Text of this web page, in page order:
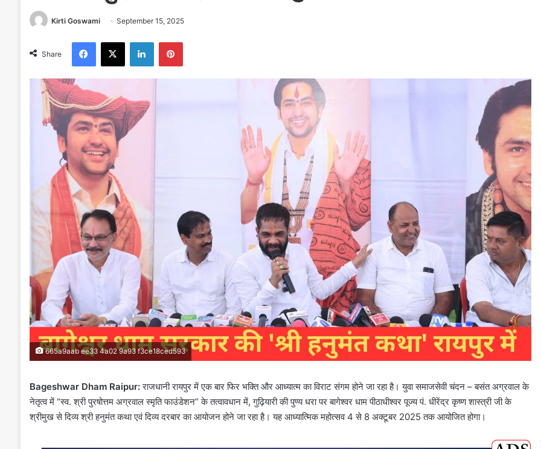
Kirti Goswami September 15, 2025
Share
Facebook
X LinkedInPinterest
665a9aab ee33 4a02 9a93 f3ce18ced593
Bageshwar Dham Raipur:राजधानी रायपुर में एक बार फिर भक्ति और आध्यात्म का विराट संगम होने जा रहा है। युवा समाजसेवी चंदन – बसंत अग्रवाल के
नेतृत्व में “स्व. श्री पुरषोत्तम अग्रवाल स्मृति फाउंडेशन” के तत्वावधान में, गुढ़ियारी की पुण्य धरा पर बागेश्वर धाम पीठाधीश्वर पूज्य पं. धीरेंद्र कृष्ण शास्त्री जी के
श्रीमुख से दिव्य श्री हनुमंत कथा एवं दिव्य दरबार का आयोजन होने जा रहा है। यह आध्यात्मिक महोत्सव 4 से 8 अक्टूबर 2025 तक आयोजित होगा।